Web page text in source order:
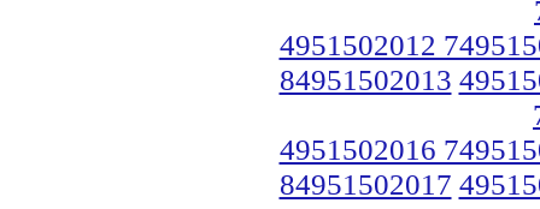
4951502012
84951502013
4951502016
84951502017